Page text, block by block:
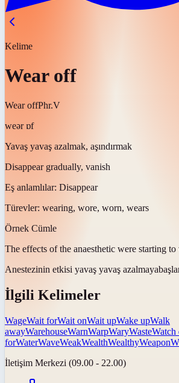
Kelime
Wear off
Wear offPhr.V
weər ɒf
Yavaş yavaş azalmak, aşındırmak
Disappear gradually, vanish
Eş anlamlılar: Disappear
Türevler: wearing, wore, worn, wears
Örnek Cümle
The effects of the anaesthetic were starting to
Anestezinin etkisi yavaş yavaş azalmaya
İlgili Kelimeler
WageWait forWait onWait upWake upWalk
awayWarehouseWarnWarpWaryWasteWatch
forWaterWaveWeakWealthWealthyWeapon
İletişim Merkezi (09.00 - 22.00)